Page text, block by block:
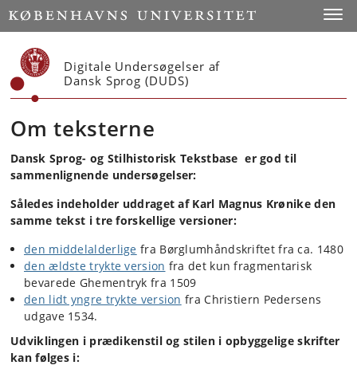
Start
Digitale Undersøgelser af
Dansk Sprog (DUDS)
Om teksterne
Dansk Sprog- og Stilhistorisk Tekstbase er god til
sammenlignende undersøgelser:
Således indeholder uddraget af Karl Magnus Krønike den
samme tekst i tre forskellige versioner:
den middelalderlige fra Børglumhåndskriftet fra ca. 1480
den ældste trykte version fra det kun fragmentarisk
bevarede Ghementryk fra 1509
den lidt yngre trykte version fra Christiern Pedersens
udgave 1534.
Udviklingen i prædikenstil og stilen i opbyggelige skrifter
kan følges i: